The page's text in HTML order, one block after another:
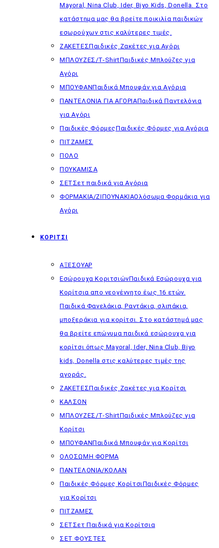
Mayoral, Nina Club, Ider, Biyo Kids, Donella. Στο
κατάστημα μας θα βρείτε ποικιλία παιδικών
εσωρούχων στις καλύτερες τιμές.
ΖΑΚΕΤΕΣΠαιδικές Ζακέτες για Αγόρι
ΜΠΛΟΥΖΕΣ/T-ShirtΠαιδικές Μπλούζες για
Αγόρι
ΜΠΟΥΦΑΝΠαιδικά Μπουφάν για Αγόρια
ΠΑΝΤΕΛΟΝΙΑ ΓΙΑ ΑΓΟΡΙΑΠαιδικά Παντελόνια
για Αγόρι
Παιδικές ΦόρμεςΠαιδικές Φόρμες για Αγόρια
ΠΙΤΖΑΜΕΣ
ΠΟΛΟ
ΠΟΥΚΑΜΙΣΑ
ΣΕΤ Σετ παιδικά για Αγόρια
ΦΟΡΜΑΚΙΑ/ΖΙΠΟΥΝΑΚΙΑΟλόσωμα Φορμάκια για
Αγόρι
ΚΟΡΙΤΣΙ
ΑΞΕΣΟΥΑΡ
Εσώρουχα ΚοριτσιώνΠαιδικά Εσώρουχα για
Κορίτσια απο νεογέννητο έως 16 ετών.
Παιδικά Φανελάκια, Ραντάκια, σλιπάκια,
μποξεράκια για κορίτσι. Στο κατάστημά μας
θα βρείτε επώνυμα παιδικά εσώρουχα για
κορίτσι όπως Mayoral, Ider, Nina Club, Biyo
kids, Donella στις καλύτερες τιμές της
αγοράς.
ΖΑΚΕΤΕΣΠαιδικές Ζακέτες για Κορίτσι
ΚΑΛΣΟΝ
ΜΠΛΟΥΖΕΣ/T-ShirtΠαιδικές Μπλούζες για
Κορίτσι
ΜΠΟΥΦΑΝΠαιδικά Μπουφάν για Κορίτσι
ΟΛΟΣΩΜΗ ΦΟΡΜΑ
ΠΑΝΤΕΛΟΝΙΑ/ΚΟΛΑΝ
Παιδικές Φόρμες ΚορίτσιΠαιδικές Φόρμες
για Κορίτσι
ΠΙΤΖΑΜΕΣ
ΣΕΤ Σετ Παιδικά για Κορίτσια
ΣΕΤ ΦΟΥΣΤΕΣ